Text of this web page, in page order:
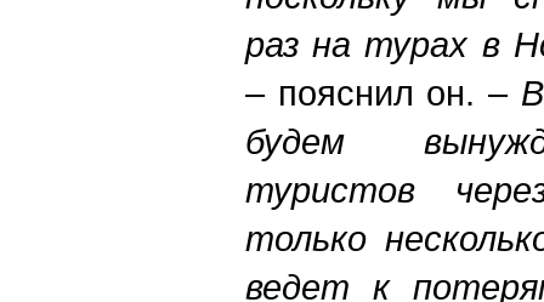
раз на турах в
– пояснил он. –
будем
туристов
только
ведет к